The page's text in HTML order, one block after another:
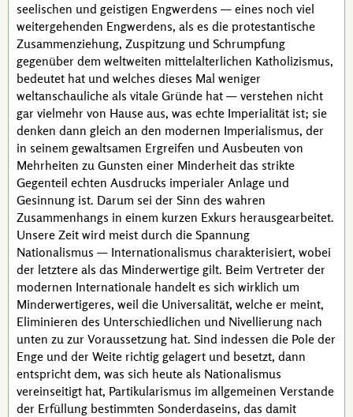
seelischen und geistigen Engwerdens — eines noch viel
weitergehenden Engwerdens, als es die protestantische
Zusammenziehung, Zuspitzung und Schrumpfung
gegenüber dem weltweiten mittelalterlichen Katholizismus,
bedeutet hat und welches dieses Mal weniger
weltanschauliche als vitale Gründe hat — verstehen nicht
gar vielmehr von Hause aus, was echte Imperialität ist; sie
denken dann gleich an den modernen Imperialismus, der
in seinem gewaltsamen Ergreifen und Ausbeuten von
Mehrheiten zu Gunsten einer Minderheit das strikte
Gegenteil echten Ausdrucks imperialer Anlage und
Gesinnung ist. Darum sei der Sinn des wahren
Zusammenhangs in einem kurzen Exkurs herausgearbeitet.
Unsere Zeit wird meist durch die Spannung
Nationalismus — Internationalismus charakterisiert, wobei
der letztere als das Minderwertige gilt. Beim Vertreter der
modernen Internationale handelt es sich wirklich um
Minderwertigeres, weil die Universalität, welche er meint,
Eliminieren des Unterschiedlichen und Nivellierung nach
unten zu zur Voraussetzung hat. Sind indessen die Pole der
Enge und der Weite richtig gelagert und besetzt, dann
entspricht dem, was sich heute als Nationalismus
vereinseitigt hat, Partikularismus im allgemeinen Verstande
der Erfüllung bestimmten Sonderdaseins, das damit